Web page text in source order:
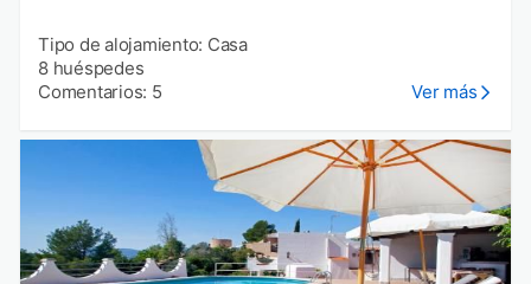
Tipo de alojamiento: Casa
8 huéspedes
Comentarios: 5
Ver más